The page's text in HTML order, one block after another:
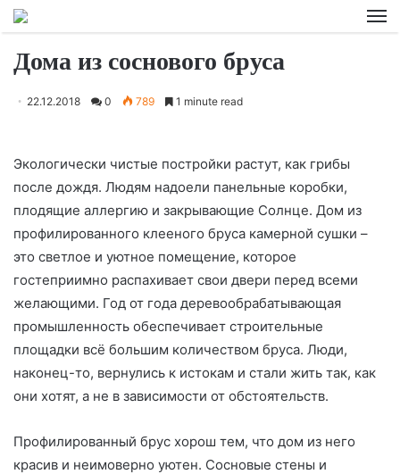
Дома из соснового бруса
22.12.2018 0 789 1 minute read
Экологически чистые постройки растут, как грибы
после дождя. Людям надоели панельные коробки,
плодящие аллергию и закрывающие Солнце. Дом из
профилированного клееного бруса камерной сушки –
это светлое и уютное помещение, которое
гостеприимно распахивает свои двери перед всеми
желающими. Год от года деревообрабатывающая
промышленность обеспечивает строительные
площадки всё большим количеством бруса. Люди,
наконец-то, вернулись к истокам и стали жить так, как
они хотят, а не в зависимости от обстоятельств.
Профилированный брус хорош тем, что дом из него
красив и неимоверно уютен. Сосновые стены и